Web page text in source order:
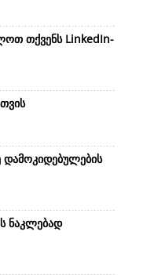
თქვენს LinkedIn-
ნაკლებად